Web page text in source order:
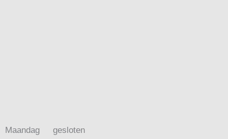
Maandag
gesloten